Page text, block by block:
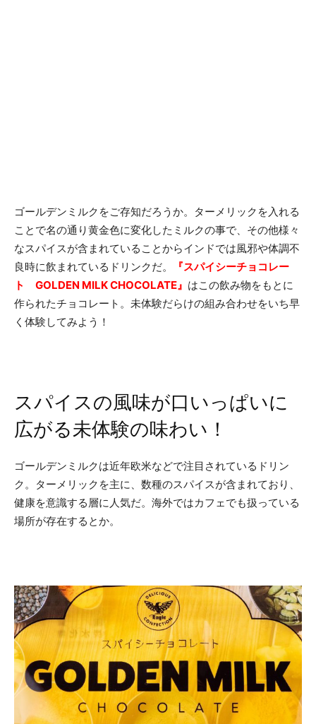
ゴールデンミルクをご存知だろうか。ターメリックを入れる
ことで名の通り黄金色に変化したミルクの事で、その他様々
なスパイスが含まれていることからインドでは風邪や体調不
良時に飲まれているドリンクだ。
『スパイシーチョコレー
ト GOLDEN MILK CHOCOLATE』 はこの飲み物をもとに
作られたチョコレート。未体験だらけの組み合わせをいち早
く体験してみよう！
スパイスの風味が口いっぱいに
広がる未体験の味わい！
ゴールデンミルクは近年欧米などで注目されているドリン
ク。ターメリックを主に、数種のスパイスが含まれており、
健康を意識する層に人気だ。海外ではカフェでも扱っている
場所が存在するとか。